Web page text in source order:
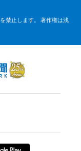
禁止します。 著作権は浅